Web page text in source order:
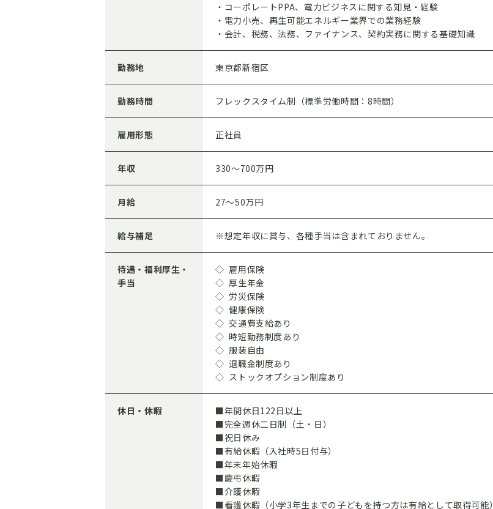
・コーポレートPPA、電力ビジネスに関する知見・経験
・電力小売、再生可能エネルギー業界での業務経験
・会計、税務、法務、ファイナンス、契約実務に関する基礎知識
勤務地 東京都新宿区
勤務時間 フレックスタイム制（標準労働時間：8時間）
雇用形態 正社員
年収 330～700万円
月給 27～50万円
給与補足 ※想定年収に賞与、各種手当は含まれておりません。
待遇・福利厚生・
手当
◇ 雇用保険
◇ 厚生年金
◇ 労災保険
◇ 健康保険
◇ 交通費支給あり
◇ 時短勤務制度あり
◇ 服装自由
◇ 退職金制度あり
◇ ストックオプション制度あり
休日・休暇
■年間休日122日以上
■完全週休二日制（土・日）
■祝日休み
■有給休暇（入社時5日付与）
■年末年始休暇
■慶弔休暇
■介護休暇
■看護休暇（小学3年生までの子どもを持つ方は有給として取得可能）